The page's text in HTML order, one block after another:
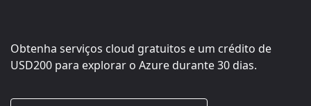
Obtenha serviços cloud gratuitos e um crédito de
USD200 para explorar o Azure durante 30 dias.